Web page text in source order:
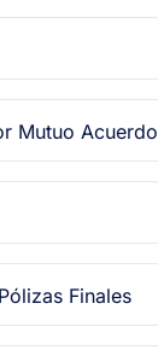
Mutuo Acuerdo
Finales